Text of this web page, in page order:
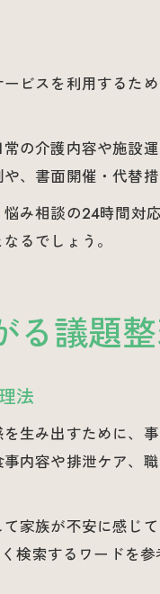
ビスを利用するた
の介護内容や施設
、書面開催・代替
み相談の24時間対
るでしょう。
る議題
法
生み出すために、
内容や排泄ケア、
家族が不安に感じ
検索するワードを